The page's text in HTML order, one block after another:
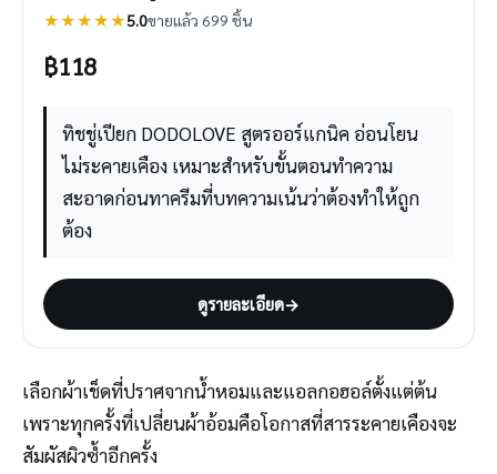
★★★★★5.0ขายแล้ว 699 ชิ้น
฿118
ทิชชู่เปียก DODOLOVE สูตรออร์แกนิค อ่อนโยน
ไม่ระคายเคือง เหมาะสำหรับขั้นตอนทำความ
สะอาดก่อนทาครีมที่บทความเน้นว่าต้องทำให้ถูก
ต้อง
ดูรายละเอียด→
เลือกผ้าเช็ดที่ปราศจากน้ำหอมและแอลกอฮอล์ตั้งแต่ต้น
เพราะทุกครั้งที่เปลี่ยนผ้าอ้อมคือโอกาสที่สารระคายเคืองจะ
สัมผัสผิวซ้ำอีกครั้ง